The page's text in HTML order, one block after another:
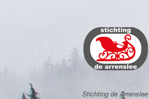
Stichting de Arrenslee